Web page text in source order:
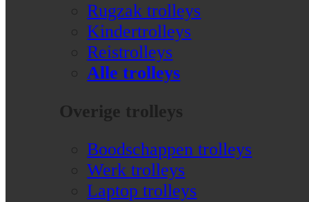
Rugzak trolleys
Kindertrolleys
Reistrolleys
Alle trolleys
Overige trolleys
Boodschappen trolleys
Werk trolleys
Laptop trolleys